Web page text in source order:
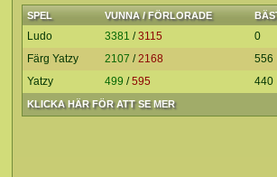
SPEL VUNNA / FÖRLORADE
KLICKA HÄR FÖR ATT SE MER
Ludo 3381 /3115
0
Färg Yatzy
2107 /2168
556
Yatzy
499 /595 440